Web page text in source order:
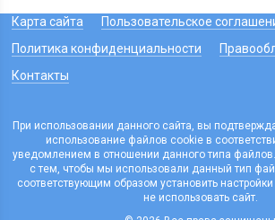
Карта сайта
Пользовательское
Политика конфиденциальности
Контакты
При использовании данного сайта, вы
использование файлов cookie в
уведомлением в отношении данного типа
с тем, чтобы мы использовали данный тип
соответствующим образом установить
не использовать сайт.